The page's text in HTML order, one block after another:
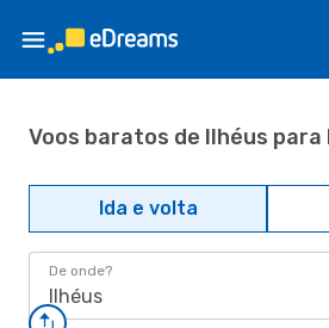
Voos baratos de Ilhéus
Ida e volta
De onde?
Ilhéus